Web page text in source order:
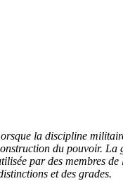
la discipline
du pouvoir.
par des membres
et des grades.